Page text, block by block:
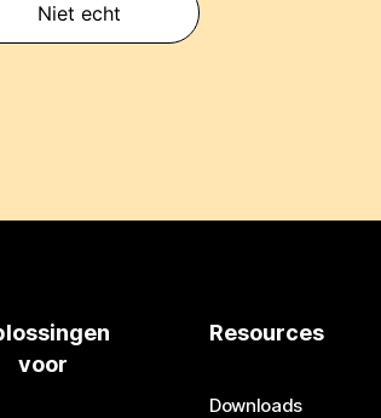
Niet echt
voor
Resources
Downloads